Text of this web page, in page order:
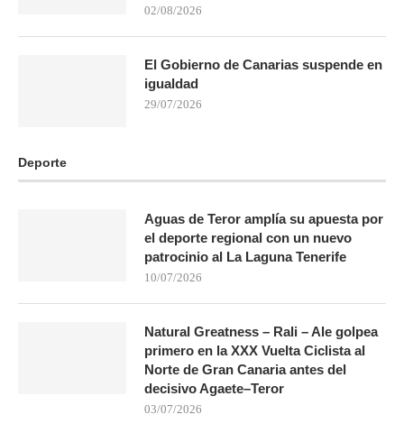
02/08/2026
El Gobierno de Canarias suspende en
igualdad
29/07/2026
Deporte
Aguas de Teror amplía su apuesta por
el deporte regional con un nuevo
patrocinio al La Laguna Tenerife
10/07/2026
Natural Greatness – Rali – Ale golpea
primero en la XXX Vuelta Ciclista al
Norte de Gran Canaria antes del
decisivo Agaete–Teror
03/07/2026